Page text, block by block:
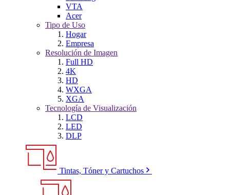
VTA
Acer
Tipo de Uso
Hogar
Empresa
Resolución de Imagen
Full HD
4K
HD
WXGA
XGA
Tecnología de Visualización
LCD
LED
DLP
Tintas, Tóner y Cartuchos